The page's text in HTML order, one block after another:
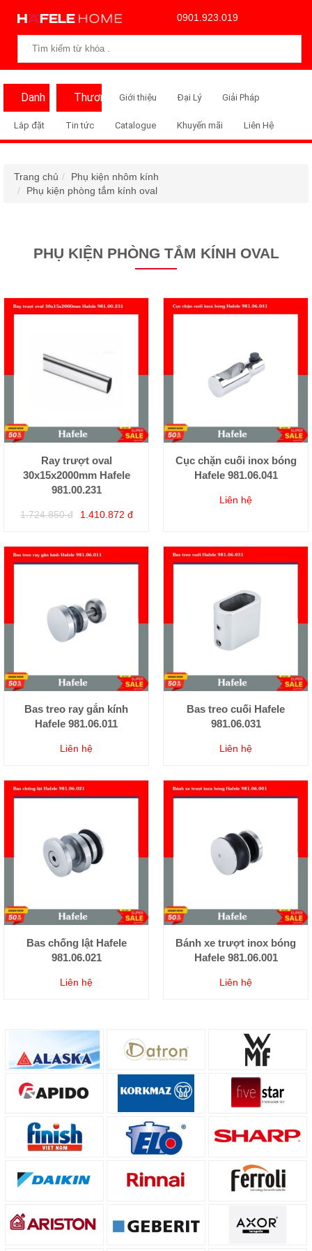
0901.923.019
Danh
Mục
Thương
Hiệu
Giới thiệu Đại Lý Giải Pháp
Lắp đặt Tin tức Catalogue Khuyến mãi Liên Hệ
Trang chủ
Phụ kiện nhôm kính
Phụ kiện phòng tắm kính oval
PHỤ KIỆN PHÒNG TẮM KÍNH OVAL
Ray trượt oval
30x15x2000mm Hafele
981.00.231
1.724.850 đ 1.410.872 đ
Cục chặn cuối inox bóng
Hafele 981.06.041
Liên hệ
Bas treo ray gắn kính
Hafele 981.06.011
Liên hệ
Bas treo cuối Hafele
981.06.031
Liên hệ
Bas chống lật Hafele
981.06.021
Liên hệ
Bánh xe trượt inox bóng
Hafele 981.06.001
Liên hệ